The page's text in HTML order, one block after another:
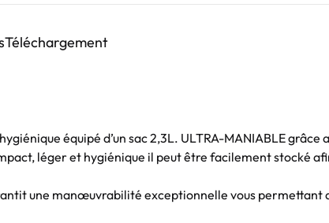
Téléchargement
équipé d’un sac 2,3L. ULTRA-MANIABLE
léger et hygiénique il peut être facilement stocké
une manœuvrabilité exceptionnelle vous permettant